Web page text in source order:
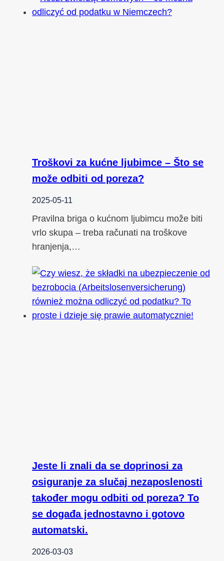
Troškovi za kućne ljubimce – Što se
može odbiti od poreza?
2025-05-11
Pravilna briga o kućnom ljubimcu može biti
vrlo skupa – treba računati na troškove
hranjenja,…
Jeste li znali da se doprinosi za
osiguranje za slučaj nezaposlenosti
također mogu odbiti od poreza? To
se događa jednostavno i gotovo
automatski.
2026-03-03